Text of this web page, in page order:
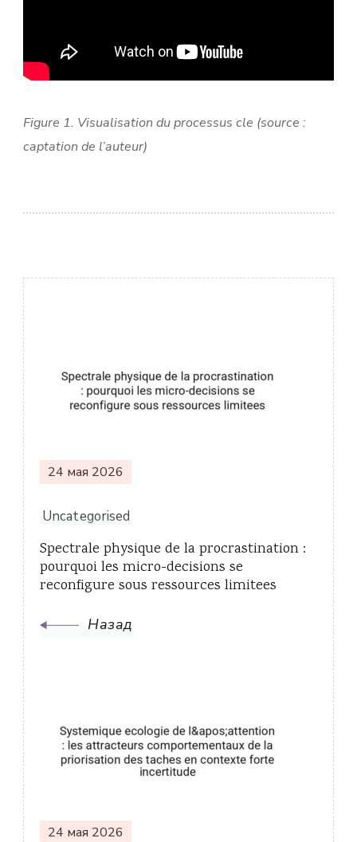
Figure 1. Visualisation du processus cle (source :
captation de l’auteur)
по
записям
24 мая 2026
Uncategorised
Spectrale physique de la procrastination :
pourquoi les micro-decisions se
reconfigure sous ressources limitees
Назад
24 мая 2026